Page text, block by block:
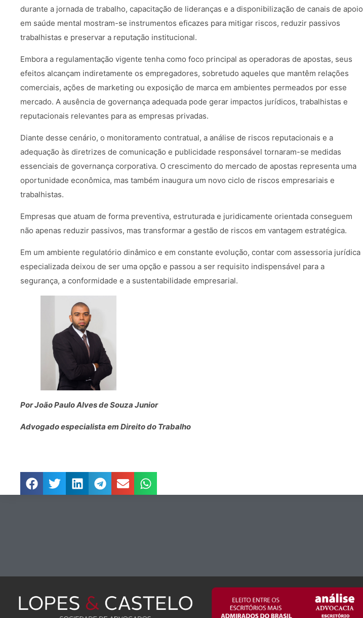
durante a jornada de trabalho, capacitação de lideranças e a disponibilização de canais de apoio
em saúde mental mostram-se instrumentos eficazes para mitigar riscos, reduzir passivos
trabalhistas e preservar a reputação institucional.
Embora a regulamentação vigente tenha como foco principal as operadoras de apostas, seus
efeitos alcançam indiretamente os empregadores, sobretudo aqueles que mantêm relações
comerciais, ações de marketing ou exposição de marca em ambientes permeados por esse
mercado. A ausência de governança adequada pode gerar impactos jurídicos, trabalhistas e
reputacionais relevantes para as empresas privadas.
Diante desse cenário, o monitoramento contratual, a análise de riscos reputacionais e a
adequação às diretrizes de comunicação e publicidade responsável tornaram-se medidas
essenciais de governança corporativa. O crescimento do mercado de apostas representa uma
oportunidade econômica, mas também inaugura um novo ciclo de riscos empresariais e
trabalhistas.
Empresas que atuam de forma preventiva, estruturada e juridicamente orientada conseguem
não apenas reduzir passivos, mas transformar a gestão de riscos em vantagem estratégica.
Em um ambiente regulatório dinâmico e em constante evolução, contar com assessoria jurídica
especializada deixou de ser uma opção e passou a ser requisito indispensável para a
segurança, a conformidade e a sustentabilidade empresarial.
Por João Paulo Alves de Souza Junior
Advogado especialista em Direito do Trabalho